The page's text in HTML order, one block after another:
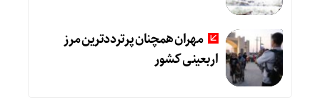
مهران همچنان پرترددترین مرز
اربعینی کشور